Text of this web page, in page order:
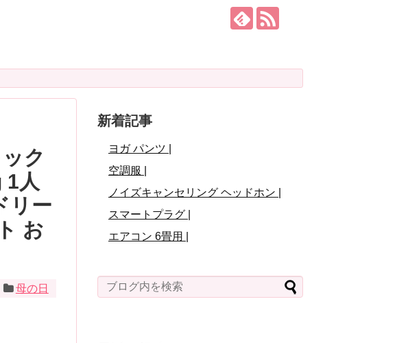
ク
1人
リー
お
母の日
新着記事
ヨガ パンツ |
空調服 |
ノイズキャンセリング ヘッドホン |
スマートプラグ |
エアコン 6畳用 |